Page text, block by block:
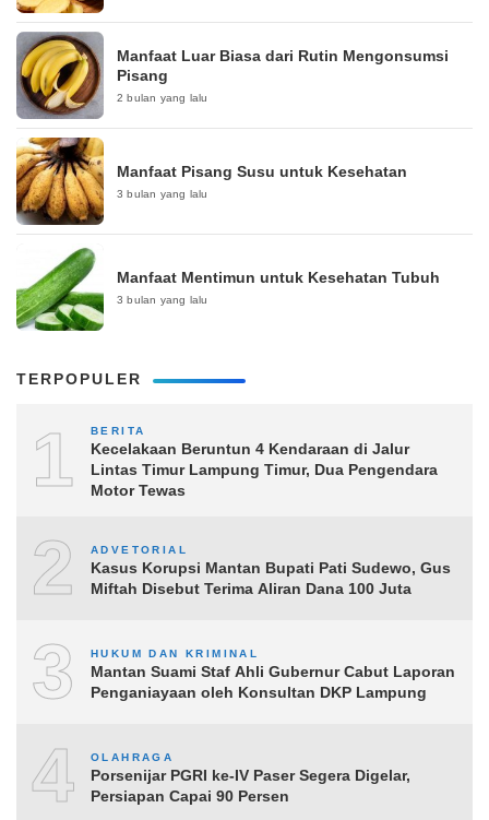
Manfaat Luar Biasa dari Rutin Mengonsumsi
Pisang
2 bulan yang lalu
Manfaat Pisang Susu untuk Kesehatan
3 bulan yang lalu
Manfaat Mentimun untuk Kesehatan Tubuh
3 bulan yang lalu
TERPOPULER
1 BERITA
Kecelakaan Beruntun 4 Kendaraan di Jalur
Lintas Timur Lampung Timur, Dua Pengendara
Motor Tewas
2 ADVETORIAL
Kasus Korupsi Mantan Bupati Pati Sudewo, Gus
Miftah Disebut Terima Aliran Dana 100 Juta
3 HUKUM DAN KRIMINAL
Mantan Suami Staf Ahli Gubernur Cabut Laporan
Penganiayaan oleh Konsultan DKP Lampung
4 OLAHRAGA
Porsenijar PGRI ke-IV Paser Segera Digelar,
Persiapan Capai 90 Persen